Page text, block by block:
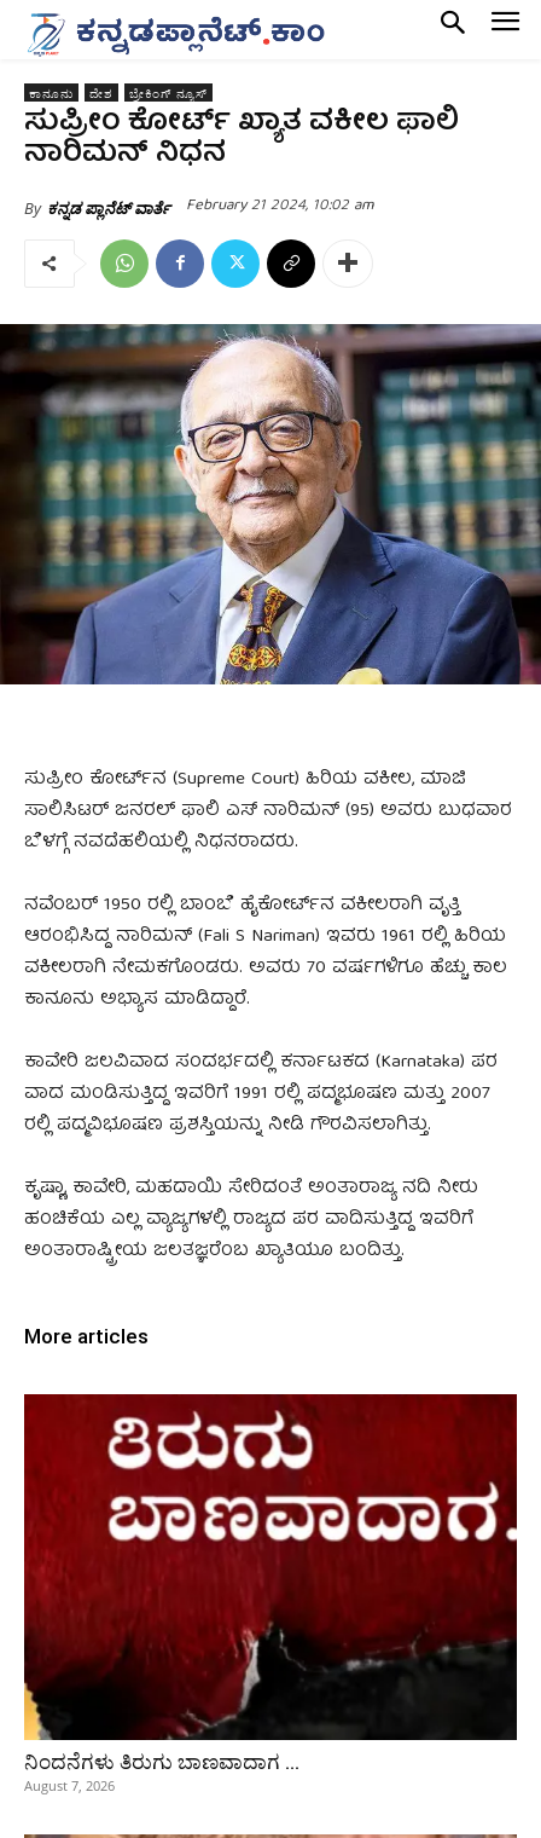
ಕಾನೂನು ದೇಶ ಬ್ರೇಕಿಂಗ್ ನ್ಯೂಸ್
ಸುಪ್ರೀಂ ಕೋರ್ಟ್‌ ಖ್ಯಾತ ವಕೀಲ ಫಾಲಿ
ನಾರಿಮನ್ ನಿಧನ
By ಕನ್ನಡ ಪ್ಲಾನೆಟ್ ವಾರ್ತೆ February 21 2024, 10:02 am
ಸುಪ್ರೀಂ ಕೋರ್ಟ್‌ನ (Supreme Court) ಹಿರಿಯ ವಕೀಲ, ಮಾಜಿ
ಸಾಲಿಸಿಟರ್‌ ಜನರಲ್‌ ಫಾಲಿ ಎಸ್ ನಾರಿಮನ್ (95) ಅವರು ಬುಧವಾರ
ಬೆಳಗ್ಗೆ ನವದೆಹಲಿಯಲ್ಲಿ ನಿಧನರಾದರು.
ನವೆಂಬರ್ 1950 ರಲ್ಲಿ ಬಾಂಬೆ ಹೈಕೋರ್ಟ್‌ನ ವಕೀಲರಾಗಿ ವೃತ್ತಿ
ಆರಂಭಿಸಿದ್ದ ನಾರಿಮನ್ (Fali S Nariman) ಇವರು 1961 ರಲ್ಲಿ ಹಿರಿಯ
ವಕೀಲರಾಗಿ ನೇಮಕಗೊಂಡರು. ಅವರು 70 ವರ್ಷಗಳಿಗೂ ಹೆಚ್ಚು ಕಾಲ
ಕಾನೂನು ಅಭ್ಯಾಸ ಮಾಡಿದ್ದಾರೆ.
ಕಾವೇರಿ ಜಲವಿವಾದ ಸಂದರ್ಭದಲ್ಲಿ ಕರ್ನಾಟಕದ (Karnataka) ಪರ
ವಾದ ಮಂಡಿಸುತ್ತಿದ್ದ ಇವರಿಗೆ 1991 ರಲ್ಲಿ ಪದ್ಮಭೂಷಣ ಮತ್ತು 2007
ರಲ್ಲಿ ಪದ್ಮವಿಭೂಷಣ ಪ್ರಶಸ್ತಿಯನ್ನು ನೀಡಿ ಗೌರವಿಸಲಾಗಿತ್ತು.
ಕೃಷ್ಣಾ, ಕಾವೇರಿ, ಮಹದಾಯಿ ಸೇರಿದಂತೆ ಅಂತಾರಾಜ್ಯ ನದಿ ನೀರು
ಹಂಚಿಕೆಯ ಎಲ್ಲ ವ್ಯಾಜ್ಯಗಳಲ್ಲಿ ರಾಜ್ಯದ ಪರ ವಾದಿಸುತ್ತಿದ್ದ ಇವರಿಗೆ
ಅಂತಾರಾಷ್ಟ್ರೀಯ ಜಲತಜ್ಞರೆಂಬ ಖ್ಯಾತಿಯೂ ಬಂದಿತ್ತು.
More articles
ನಿಂದನೆಗಳು ತಿರುಗು ಬಾಣವಾದಾಗ …
August 7, 2026